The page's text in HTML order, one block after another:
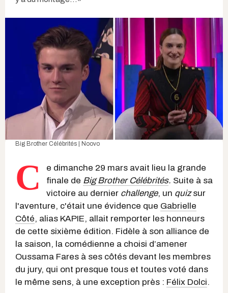
Big Brother Célébrités | Noovo
C
e dimanche 29 mars avait lieu la grande
finale de Big Brother Célébrités. Suite à sa
victoire au dernier challenge, un quizsur
l'aventure, c'était une évidence que Gabrielle
Côté, alias KAPIE, allait remporter les honneurs
de cette sixième édition. Fidèle à son alliance de
la saison, la comédienne a choisi d’amener
Oussama Fares à ses côtés devant les membres
du jury, qui ont presque tous et toutes voté dans
le même sens, à une exception près : Félix Dolci.